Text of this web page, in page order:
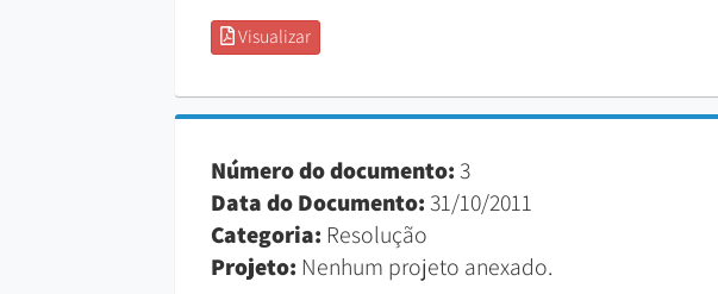
Visualizar
Número do documento:3
Data do Documento:31/10/2011
Categoria: Resolução
Projeto: Nenhum projeto anexado.